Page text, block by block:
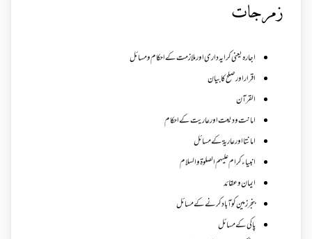
زمرجات
اجارہ یعنی کرایہ داری اور ملازمت کے احکام و مسائل
اقرار اور صلح کا بیان
القرآن
امانت ودیعت اورعاریت کے احکام
امانتا اور عاریة کے مسائل
انبیاء کرام علیہم الصلوۃ والسلام
ایمان وعقائد
بنجر زمین کو آباد کرنے کے مسائل
پاکی کے مسائل